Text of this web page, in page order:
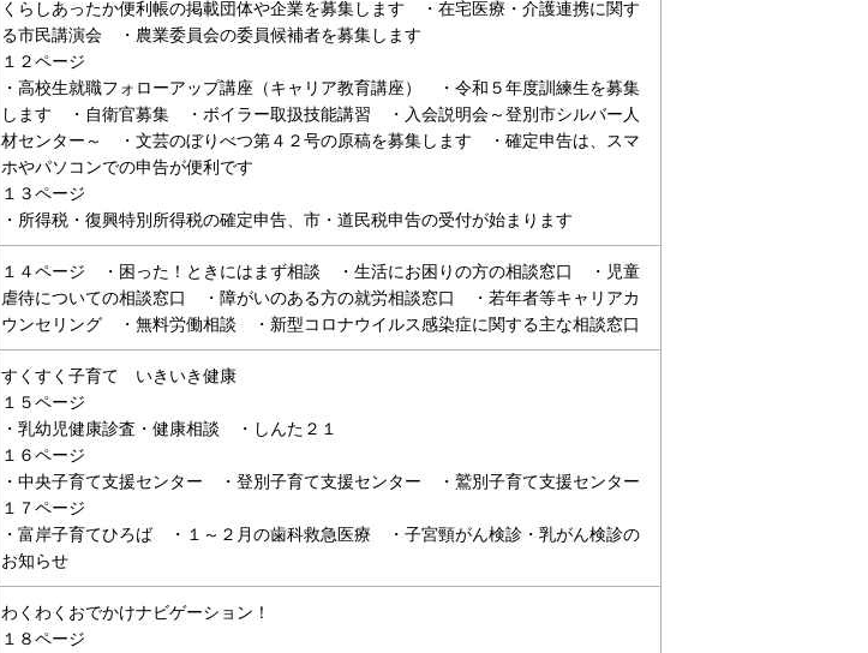
くらしあったか便利帳の掲載団体や企業を募集します ・在宅医療・介護連携に関す
る市民講演会 ・農業委員会の委員候補者を募集します
１２ページ
・高校生就職フォローアップ講座（キャリア教育講座） ・令和５年度訓練生を募集
します ・自衛官募集 ・ボイラー取扱技能講習 ・入会説明会～登別市シルバー人
材センター～ ・文芸のぼりべつ第４２号の原稿を募集します ・確定申告は、スマ
ホやパソコンでの申告が便利です
１３ページ
・所得税・復興特別所得税の確定申告、市・道民税申告の受付が始まります
１４ページ ・困った！ときにはまず相談 ・生活にお困りの方の相談窓口 ・児童
虐待についての相談窓口 ・障がいのある方の就労相談窓口 ・若年者等キャリアカ
ウンセリング ・無料労働相談 ・新型コロナウイルス感染症に関する主な相談窓口
すくすく子育て いきいき健康
１５ページ
・乳幼児健康診査・健康相談 ・しんた２１
１６ページ
・中央子育て支援センター ・登別子育て支援センター ・鷲別子育て支援センター
１７ページ
・富岸子育てひろば ・１～２月の歯科救急医療 ・子宮頸がん検診・乳がん検診の
お知らせ
わくわくおでかけナビゲーション！
１８ページ